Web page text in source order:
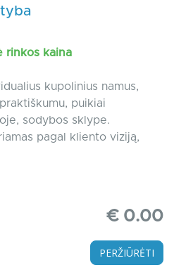
rinkos kaina
kupolinius namus,
puikiai
sodybos sklype.
pagal kliento viziją,
€ 0.00
PERŽIŪRĖTI